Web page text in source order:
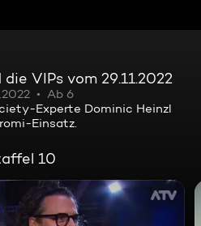
VIPs vom 29.11.2022
Ab 6
Experte Dominic Heinzl
Einsatz.
10